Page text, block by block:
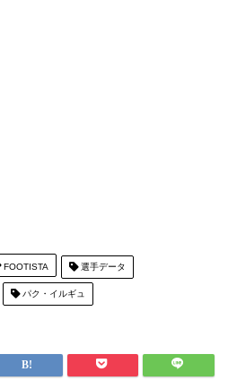
FOOTISTA 選手データ
パク・イルギュ